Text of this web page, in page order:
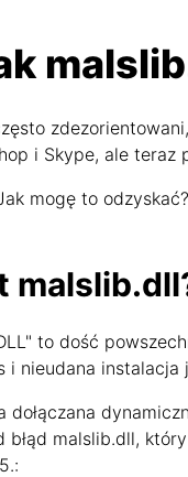
i Skype, ale teraz
mogę to
to dość
i nieudana instalacja
dołączana
błąd malslib.dll,